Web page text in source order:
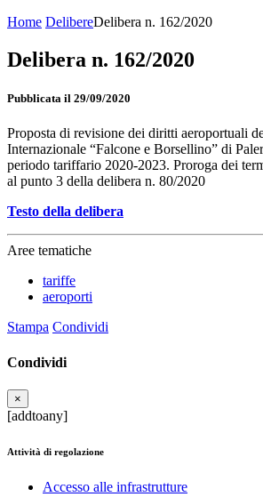
Home DelibereDelibera n. 162/2020
Delibera n. 162/2020
Pubblicata il 29/09/2020
Proposta di revisione dei diritti aeroportuali
Internazionale “Falcone e Borsellino” di
periodo tariffario 2020-2023. Proroga dei
al punto 3 della delibera n. 80/2020
Testo della delibera
Aree tematiche
tariffe
aeroporti
Stampa Condividi
Condividi
×
[addtoany]
Attività di regolazione
Accesso alle infrastrutture